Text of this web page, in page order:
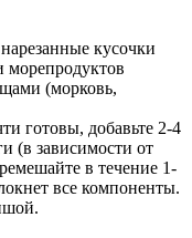
кусочки
морепродуктов
(морковь,
готовы, добавьте 2-4
(в зависимости от
в течение 1-
все компоненты.